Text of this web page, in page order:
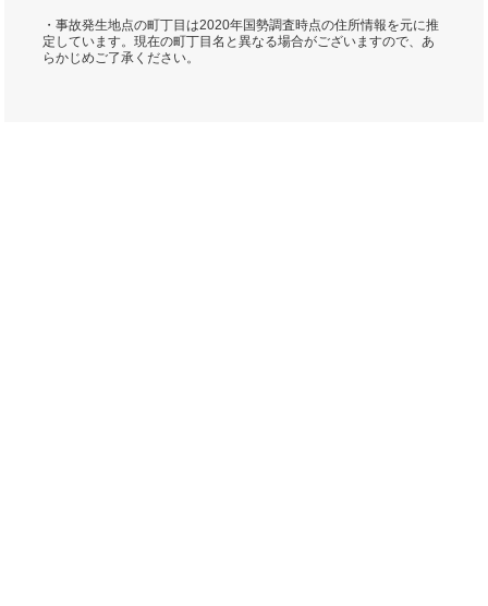
・事故発生地点の町丁目は2020年国勢調査時点の住所情報を元に推
定しています。現在の町丁目名と異なる場合がございますので、あ
らかじめご了承ください。